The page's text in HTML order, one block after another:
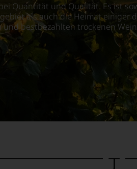
Quantität und Qualität. Es ist
als auch die Heimat einiger
bestbezahlten trockenen